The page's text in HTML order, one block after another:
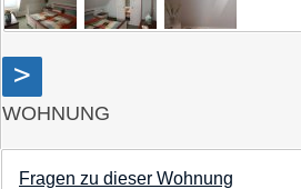
>
WOHNUNG
Fragen zu dieser Wohnung